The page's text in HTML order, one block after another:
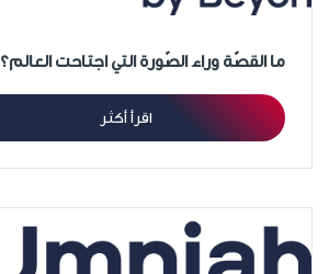
ما القصّة وراء الصّورة التي اجتاحت العالم؟
اقرأ أكثر